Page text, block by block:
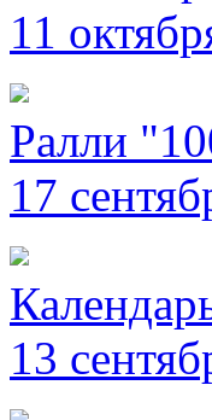
11
Ралли
17
13